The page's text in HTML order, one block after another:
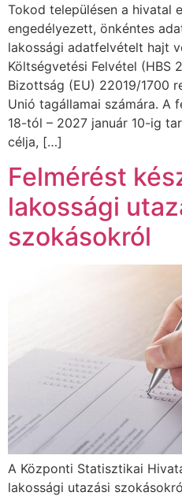
Tokod településen a hivatal
engedélyezett, önkéntes
lakossági adatfelvételt hajt
Költségvetési Felvétel (HBS
Bizottság (EU) 22019/1700
Unió tagállamai számára. A
18-tól – 2027 január 10-ig
célja, […]
Felmérést
lakossági
szokásokról
A Központi Statisztikai
lakossági utazási